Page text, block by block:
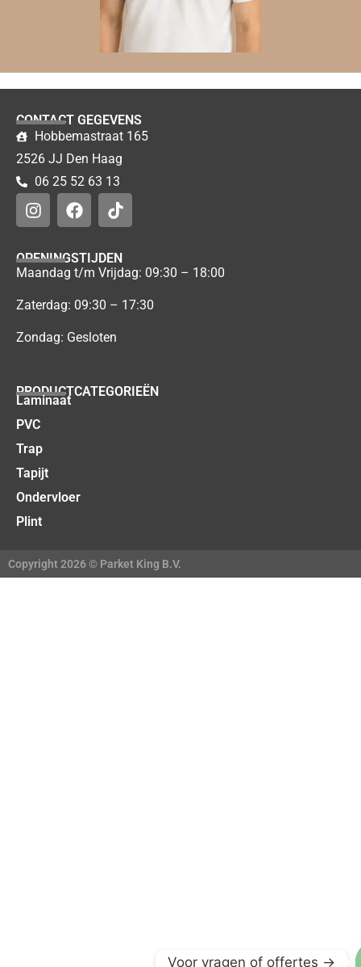
CONTACT GEGEVENS
Hobbemastraat 165
2526 JJ Den Haag
06 25 52 63 13
OPENINGSTIJDEN
Maandag t/m Vrijdag: 09:30 – 18:00
Zaterdag: 09:30 – 17:30
Zondag: Gesloten
PRODUCTCATEGORIEËN
Laminaat
PVC
Trap
Tapijt
Ondervloer
Plint
Copyright 2026 © Parket King B.V.
Voor vragen of offertes ->